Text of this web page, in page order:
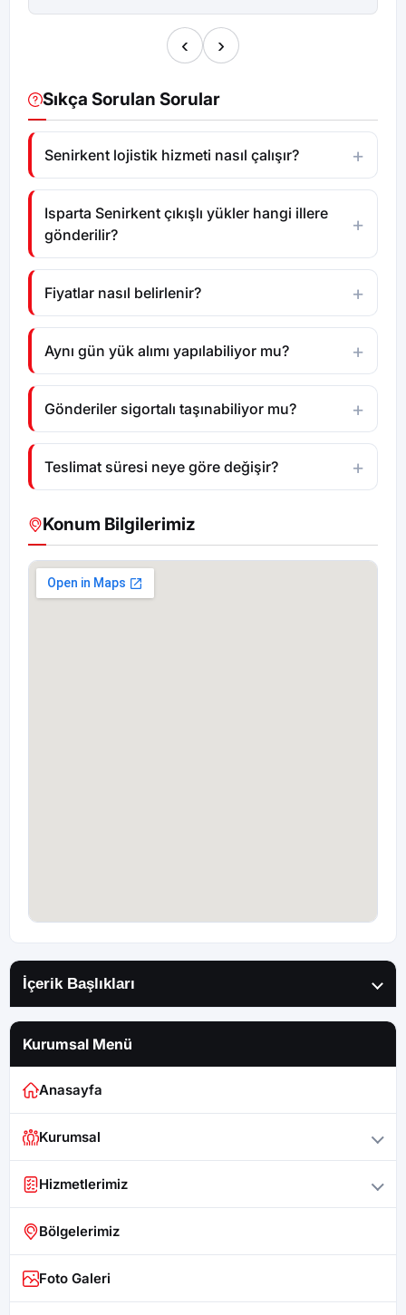
‹ ›
Sıkça Sorulan Sorular
Senirkent lojistik hizmeti nasıl çalışır?
Isparta Senirkent çıkışlı yükler hangi illere
gönderilir?
Fiyatlar nasıl belirlenir?
Aynı gün yük alımı yapılabiliyor mu?
Gönderiler sigortalı taşınabiliyor mu?
Teslimat süresi neye göre değişir?
Konum Bilgilerimiz
İçerik Başlıkları
Kurumsal Menü
Anasayfa
Kurumsal
Hizmetlerimiz
Bölgelerimiz
Foto Galeri